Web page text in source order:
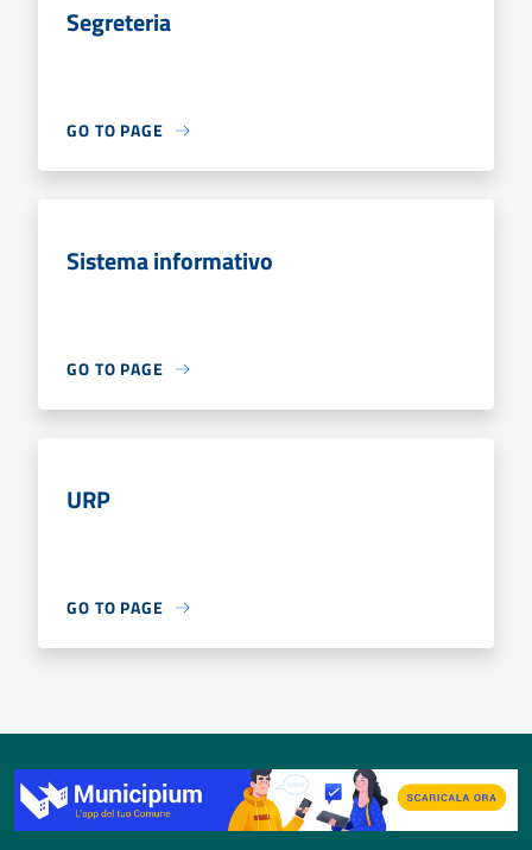
Segreteria
GO TO PAGE
Sistema informativo
GO TO PAGE
URP
GO TO PAGE